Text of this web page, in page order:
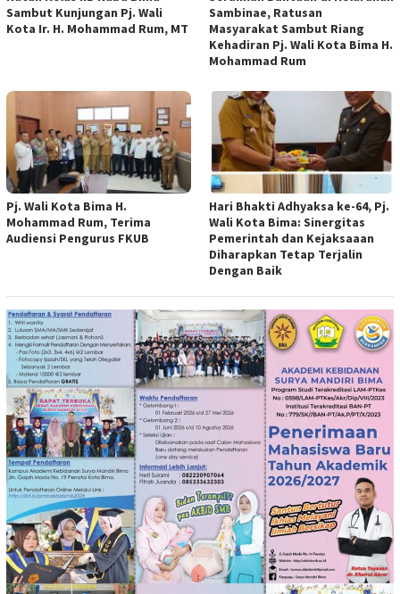
Sambut Kunjungan Pj. Wali
Kota Ir. H. Mohammad Rum, MT
Sambinae, Ratusan
Masyarakat Sambut Riang
Kehadiran Pj. Wali Kota Bima H.
Mohammad Rum
Pj. Wali Kota Bima H.
Mohammad Rum, Terima
Audiensi Pengurus FKUB
Hari Bhakti Adhyaksa ke-64, Pj.
Wali Kota Bima: Sinergitas
Pemerintah dan Kejaksaaan
Diharapkan Tetap Terjalin
Dengan Baik